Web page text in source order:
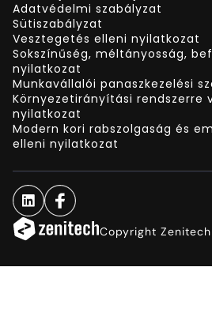
Adatvédelmi szabályzat
Sütiszabályzat
Vesztegetés elleni nyilatkozat
Sokszínűség, méltányosság,
nyilatkozat
Munkavállalói panaszkezelési
Környezetirányítási rendszerre
nyilatkozat
Modern kori rabszolgaság és
elleni nyilatkozat
Copyright